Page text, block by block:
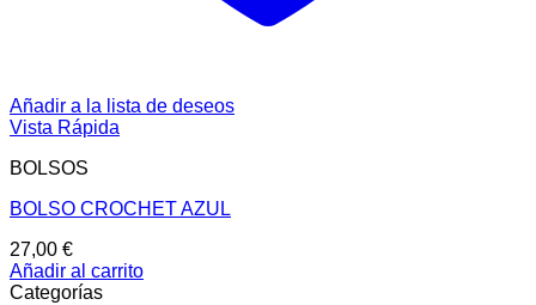
Añadir a la lista de deseos
Vista Rápida
BOLSOS
BOLSO CROCHET AZUL
27,00 €
Añadir al carrito
Categorías